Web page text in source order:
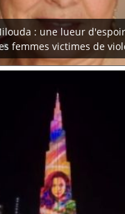
: une lueur
femmes victimes de